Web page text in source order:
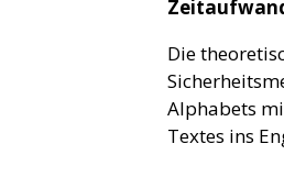
Die
Alphabets
Textes ins